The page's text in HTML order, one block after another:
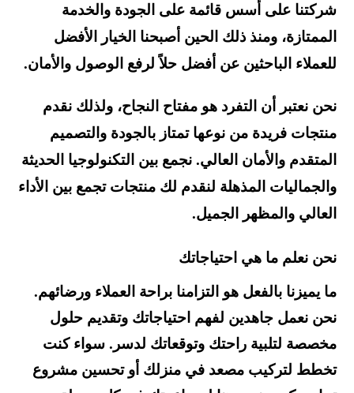
شركتنا على أسس قائمة على الجودة والخدمة
الممتازة، ومنذ ذلك الحين أصبحنا الخيار الأفضل
للعملاء الباحثين عن أفضل حلاً لرفع الوصول والأمان.
نحن نعتبر أن التفرد هو مفتاح النجاح، ولذلك نقدم
منتجات فريدة من نوعها تمتاز بالجودة والتصميم
المتقدم والأمان العالي. نجمع بين التكنولوجيا الحديثة
والجماليات المذهلة لنقدم لك منتجات تجمع بين الأداء
العالي والمظهر الجميل.
نحن نعلم ما هي احتياجاتك
ما يميزنا بالفعل هو التزامنا براحة العملاء ورضائهم.
نحن نعمل جاهدين لفهم احتياجاتك وتقديم حلول
مخصصة لتلبية راحتك وتوقعاتك لدسر. سواء كنت
تخطط لتركيب مصعد في منزلك أو تحسين مشروع